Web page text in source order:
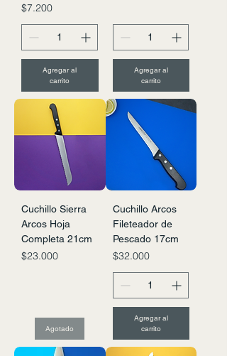
Precio
$7.200
Agregar al
carrito
Agregar al
carrito
Cuchillo Sierra
Arcos Hoja
Completa 21cm
Precio
$23.000
Agotado
Cuchillo Arcos
Fileteador de
Pescado 17cm
Precio
$32.000
Agregar al
carrito